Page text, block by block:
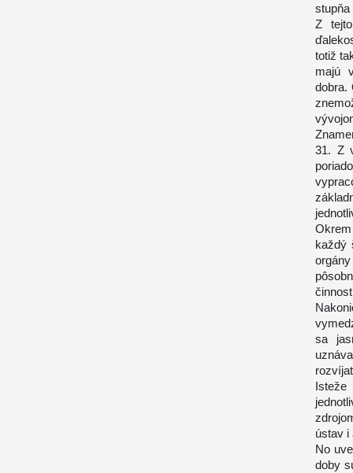
stupňa
Z
totiž
majú
dobra.
31. Z
každý
sa
ústav i
No
doby